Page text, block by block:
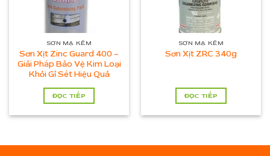
SƠN MẠ KẼM
Sơn Xịt Zinc Guard 400 –
Giải Pháp Bảo Vệ Kim Loại
Khỏi Gỉ Sét Hiệu Quả
ĐỌC TIẾP
SƠN MẠ KẼM
Sơn Xịt ZRC 340g
ĐỌC TIẾP